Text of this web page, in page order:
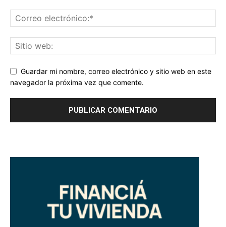
Guardar mi nombre, correo electrónico y sitio web en este
navegador la próxima vez que comente.